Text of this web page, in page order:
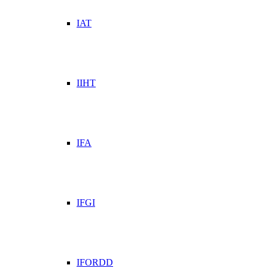
IAT
IIHT
IFA
IFGI
IFORDD